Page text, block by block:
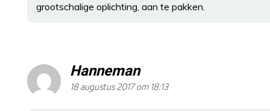
grootschalige oplichting, aan te pakken.
Hanneman
18 augustus 2017 om 18:13